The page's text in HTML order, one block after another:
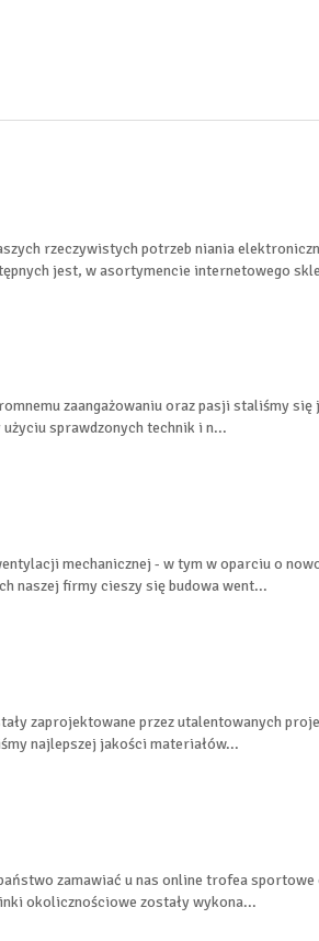
rzeczywistych potrzeb niania
jest, w asortymencie internetowego
zaangażowaniu oraz pasji staliśmy się
sprawdzonych technik i n...
mechanicznej - w tym w oparciu o
naszej firmy cieszy się budowa went...
zaprojektowane przez utalentowanych
najlepszej jakości materiałów...
zamawiać u nas online trofea
okolicznościowe zostały wykona...